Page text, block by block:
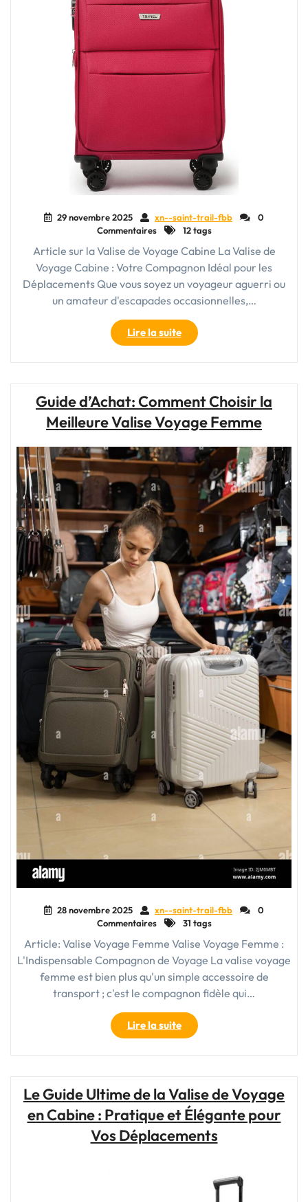
29 novembre 2025 xn--saint-trail-fbb
0
Commentaires
12 tags
Article sur la Valise de Voyage Cabine La Valise de
Voyage Cabine : Votre Compagnon Idéal pour les
Déplacements Que vous soyez un voyageur aguerri ou
un amateur d'escapades occasionnelles,…
Lire la suite"Guide
pratique
pour
valise
de
cabine
idéale"
Guide d’Achat: Comment Choisir la
Meilleure Valise Voyage Femme
28 novembre 2025 xn--saint-trail-fbb
0
Commentaires
31 tags
Article: Valise Voyage Femme Valise Voyage Femme :
L'Indispensable Compagnon de Voyage La valise voyage
femme est bien plus qu'un simple accessoire de
transport ; c'est le compagnon fidèle qui…
Lire la suite"Guide
d’Achat:
Comment
Meilleure
Valise
Voyage
Femme"
Le Guide Ultime de la Valise de Voyage
en Cabine : Pratique et Élégante pour
Vos Déplacements